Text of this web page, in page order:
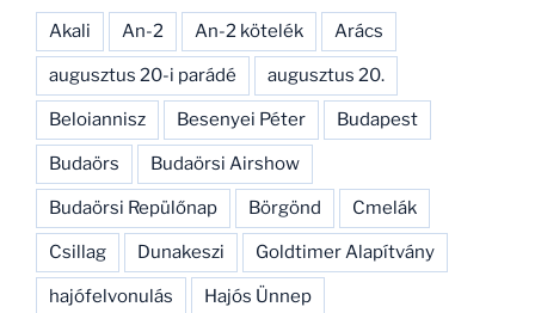
Akali An-2 An-2 kötelék Arács
augusztus 20-i parádé augusztus 20.
Beloiannisz Besenyei Péter Budapest
Budaörs Budaörsi Airshow
Budaörsi Repülőnap Börgönd Cmelák
Csillag Dunakeszi Goldtimer Alapítvány
hajófelvonulás Hajós Ünnep